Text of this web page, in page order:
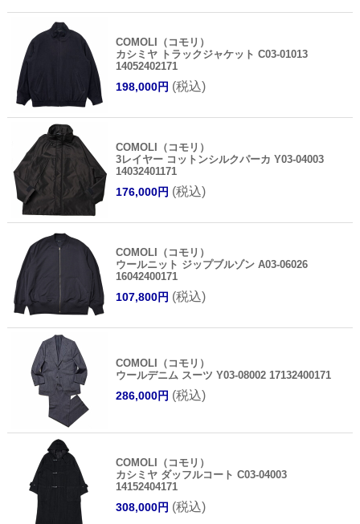
COMOLI（コモリ）
カシミヤ トラックジャケット C03-01013
14052402171
198,000円 (税込)
COMOLI（コモリ）
3レイヤー コットンシルクパーカ Y03-04003
14032401171
176,000円 (税込)
COMOLI（コモリ）
ウールニット ジップブルゾン A03-06026
16042400171
107,800円 (税込)
COMOLI（コモリ）
ウールデニム スーツ Y03-08002 17132400171
286,000円 (税込)
COMOLI（コモリ）
カシミヤ ダッフルコート C03-04003
14152404171
308,000円 (税込)